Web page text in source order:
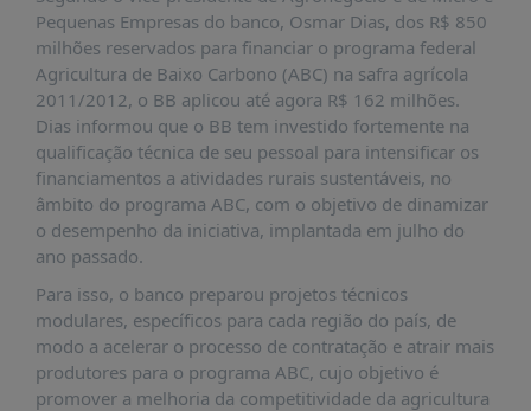
DADOS
FRENTE
PARLAMENTAR
SOBRE
A
FRENTE
MATERIAIS
INFORMAÇÕES
CURSOS
EVENTOS
Pequenas Empresas do banco, Osmar Dias, dos R$ 850
milhões reservados para financiar o programa federal
Agricultura de Baixo Carbono (ABC) na safra agrícola
2011/2012, o BB aplicou até agora R$ 162 milhões.
Dias informou que o BB tem investido fortemente na
qualificação técnica de seu pessoal para intensificar os
financiamentos a atividades rurais sustentáveis, no
âmbito do programa ABC, com o objetivo de dinamizar
o desempenho da iniciativa, implantada em julho do
ano passado.
Para isso, o banco preparou projetos técnicos
modulares, específicos para cada região do país, de
modo a acelerar o processo de contratação e atrair mais
produtores para o programa ABC, cujo objetivo é
promover a melhoria da competitividade da agricultura